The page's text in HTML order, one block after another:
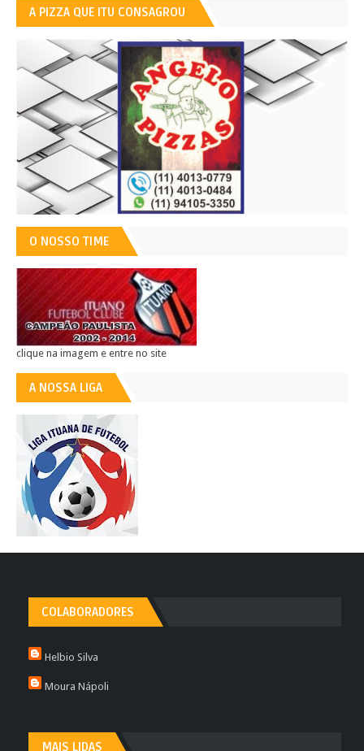
A PIZZA QUE ITU CONSAGROU
O NOSSO TIME
clique na imagem e entre no site
A NOSSA LIGA
COLABORADORES
Helbio Silva
Moura Nápoli
MAIS LIDAS